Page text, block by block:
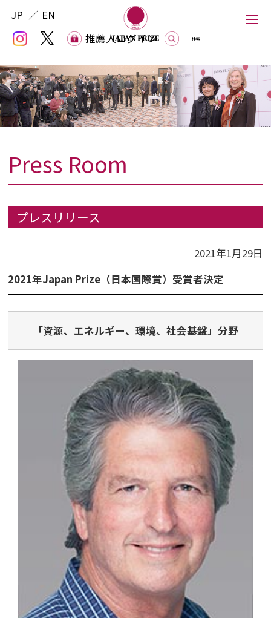
JP
EN
推薦人ログイン
推薦人ログイン
Japan Prize
平成記念研究助成
ビデオ
イベント
Press
Press Room
プレスリリース
2021年1月29日
2021年Japan Prize（日本国際賞）受賞者決定
「資源、エネルギー、環境、社会基盤」分野